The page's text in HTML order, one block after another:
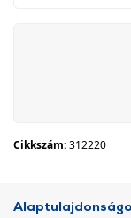
Cikkszám:312220